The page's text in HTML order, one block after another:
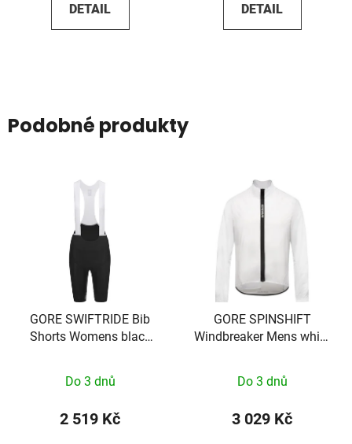
DETAIL DETAIL
Podobné produkty
GORE SWIFTRIDE Bib
Shorts Womens black
Do 3 dnů
2 519 Kč
GORE SPINSHIFT
Windbreaker Mens white
Do 3 dnů
3 029 Kč